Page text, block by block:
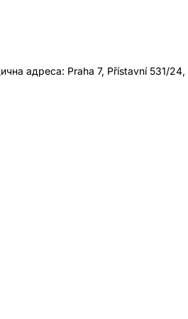
адреса: Praha 7, Přístavní 531/24,